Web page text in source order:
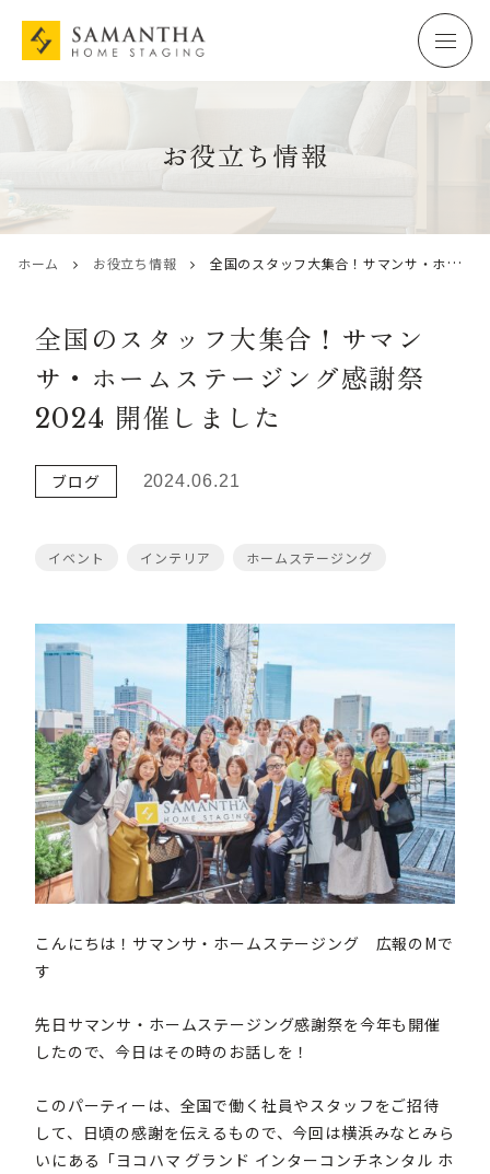
お役立ち情報
ホーム お役立ち情報 全国のスタッフ大集合！サマンサ・ホームステージング感謝祭2024 開催しました
全国のスタッフ大集合！サマン
サ・ホームステージング感謝祭
2024 開催しました
ブログ 2024.06.21
イベント インテリア ホームステージング
こんにちは！サマンサ・ホームステージング 広報のMで
す
先日サマンサ・ホームステージング感謝祭を今年も開催
したので、今日はその時のお話しを！
このパーティーは、全国で働く社員やスタッフをご招待
して、日頃の感謝を伝えるもので、今回は横浜みなとみら
いにある「ヨコハマ グランド インターコンチネンタル ホ